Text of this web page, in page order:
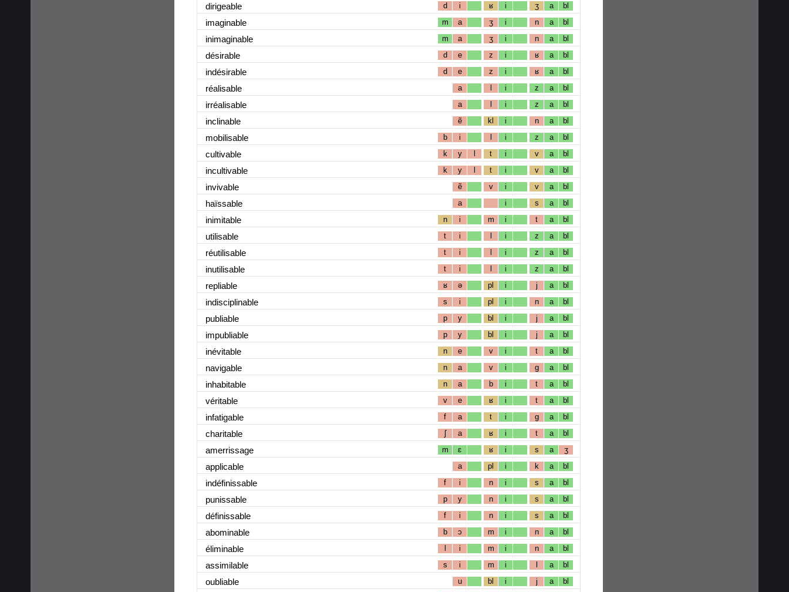
dirigeable d i ʁ i ʒ a bl
imaginable m a ʒ i n a bl
inimaginable m a ʒ i n a bl
désirable d e z i ʁ a bl
indésirable d e z i ʁ a bl
réalisable a l i z a bl
irréalisable a l i z a bl
inclinable ẽ kl i n a bl
mobilisable b i l i z a bl
cultivable k y l t i v a bl
incultivable k y l t i v a bl
invivable ẽ v i v a bl
haïssable a i s a bl
inimitable n i m i t a bl
utilisable t i l i z a bl
réutilisable t i l i z a bl
inutilisable t i l i z a bl
repliable ʁ ə pl i j a bl
indisciplinable s i pl i n a bl
publiable p y bl i j a bl
impubliable p y bl i j a bl
inévitable n e v i t a bl
navigable n a v i g a bl
inhabitable n a b i t a bl
véritable v e ʁ i t a bl
infatigable f a t i g a bl
charitable ʃ a ʁ i t a bl
amerrissage m ɛ ʁ i s a ʒ
applicable a pl i k a bl
indéfinissable f i n i s a bl
punissable p y n i s a bl
définissable f i n i s a bl
abominable b ɔ m i n a bl
éliminable l i m i n a bl
assimilable s i m i l a bl
oubliable u bl i j a bl